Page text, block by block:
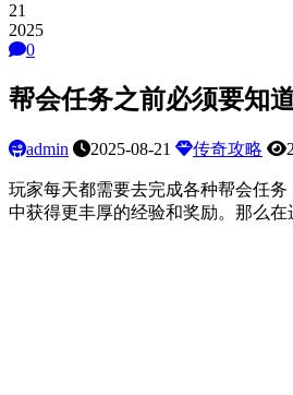
21
2025
0
帮会任务之前必须要知
admin 2025-08-21 传奇攻略
玩家每天都需要去完成各种帮会任
中获得更丰厚的经验和奖励。那么